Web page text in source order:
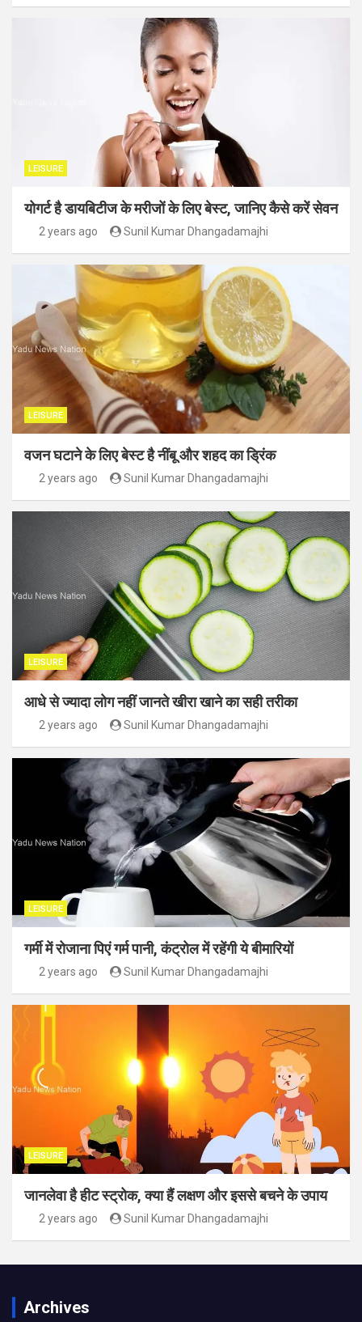
LEISURE
योगर्ट है डायबिटीज के मरीजों के लिए बेस्ट, जानिए कैसे करें सेवन
2 years ago Sunil Kumar Dhangadamajhi
LEISURE
वजन घटाने के लिए बेस्ट है नींबू और शहद का ड्रिंक
2 years ago Sunil Kumar Dhangadamajhi
LEISURE
आधे से ज्यादा लोग नहीं जानते खीरा खाने का सही तरीका
2 years ago Sunil Kumar Dhangadamajhi
LEISURE
गर्मी में रोजाना पिएं गर्म पानी, कंट्रोल में रहेंगी ये बीमारियों
2 years ago Sunil Kumar Dhangadamajhi
LEISURE
जानलेवा है हीट स्ट्रोक, क्या हैं लक्षण और इससे बचने के उपाय
2 years ago Sunil Kumar Dhangadamajhi
Archives